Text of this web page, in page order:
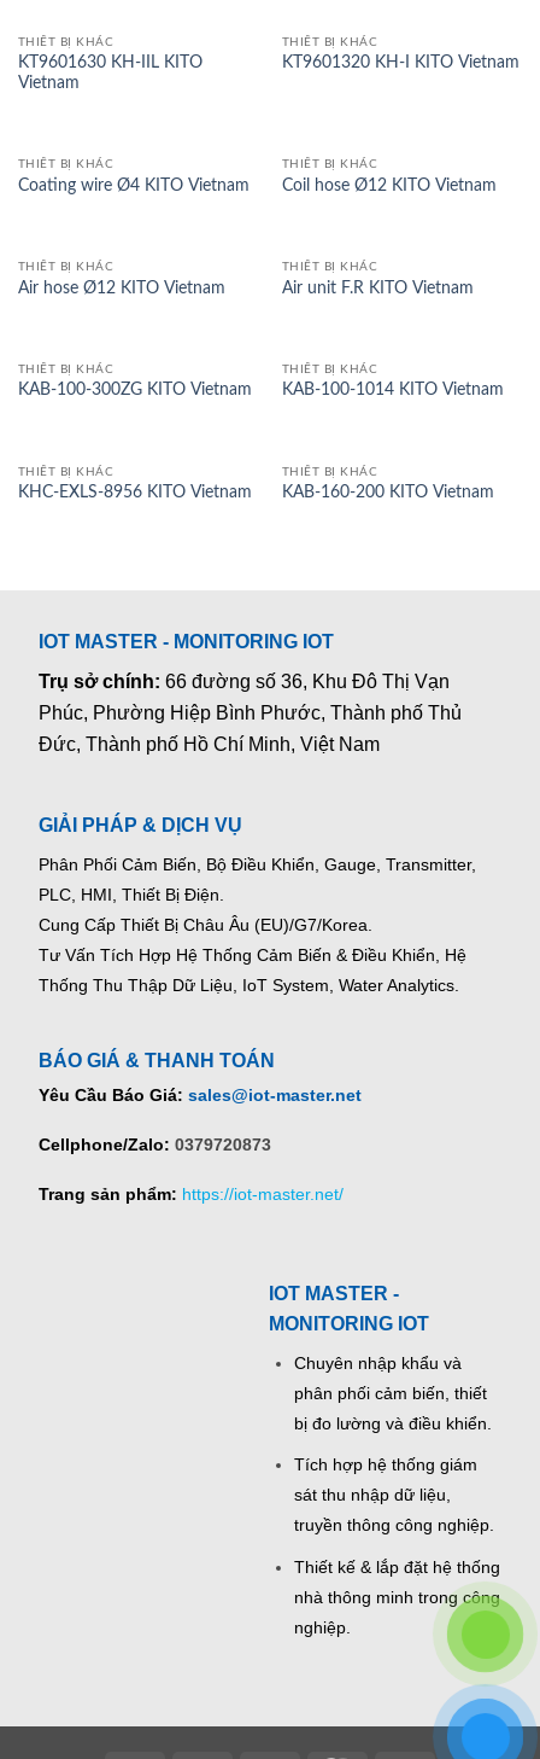
THIẾT BỊ KHÁC
KT9601630 KH-IIL KITO
Vietnam
THIẾT BỊ KHÁC
KT9601320 KH-I KITO Vietnam
THIẾT BỊ KHÁC
Coating wire Ø4 KITO Vietnam
THIẾT BỊ KHÁC
Coil hose Ø12 KITO Vietnam
THIẾT BỊ KHÁC
Air hose Ø12 KITO Vietnam
THIẾT BỊ KHÁC
Air unit F.R KITO Vietnam
THIẾT BỊ KHÁC
KAB-100-300ZG KITO Vietnam
THIẾT BỊ KHÁC
KAB-100-1014 KITO Vietnam
THIẾT BỊ KHÁC
KHC-EXLS-8956 KITO Vietnam
THIẾT BỊ KHÁC
KAB-160-200 KITO Vietnam
IOT MASTER - MONITORING IOT
Trụ sở chính:66 đường số 36, Khu Đô Thị Vạn
Phúc, Phường Hiệp Bình Phước, Thành phố Thủ
Đức, Thành phố Hồ Chí Minh, Việt Nam
GIẢI PHÁP & DỊCH VỤ
Phân Phối Cảm Biến, Bộ Điều Khiển, Gauge, Transmitter,
PLC, HMI, Thiết Bị Điện.
Cung Cấp Thiết Bị Châu Âu (EU)/G7/Korea.
Tư Vấn Tích Hợp Hệ Thống Cảm Biến & Điều Khiển, Hệ
Thống Thu Thập Dữ Liệu, IoT System, Water Analytics.
BÁO GIÁ & THANH TOÁN
Yêu Cầu Báo Giá: sales@iot-master.net
Cellphone/Zalo: 0379720873
Trang sản phẩm: https://iot-master.net/
IOT MASTER -
MONITORING IOT
Chuyên nhập khẩu và
phân phối cảm biến, thiết
bị đo lường và điều khiển.
Tích hợp hệ thống giám
sát thu nhập dữ liệu,
truyền thông công nghiệp.
Thiết kế & lắp đặt hệ thống
nhà thông minh trong công
nghiệp.